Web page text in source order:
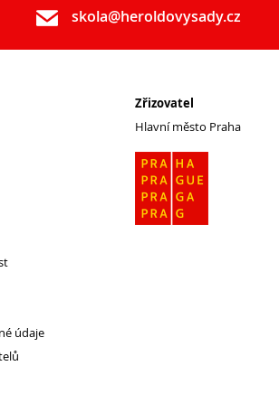
skola@heroldovysady.cz
údaje
Zřizovatel
Hlavní město Praha